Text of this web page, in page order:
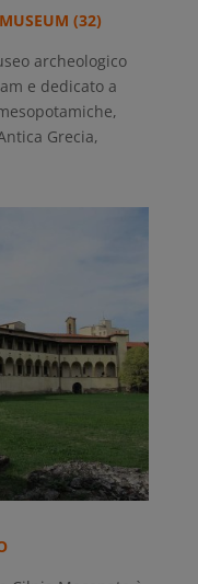
(32)
archeologico
e dedicato a
Grecia,